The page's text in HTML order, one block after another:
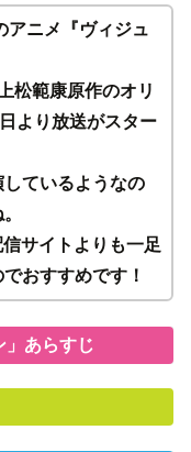
アニメ『ヴィジュ
松範康原作のオリ
より放送がスター
ているようなの
サイトよりも一足
おすすめです！
」あらすじ